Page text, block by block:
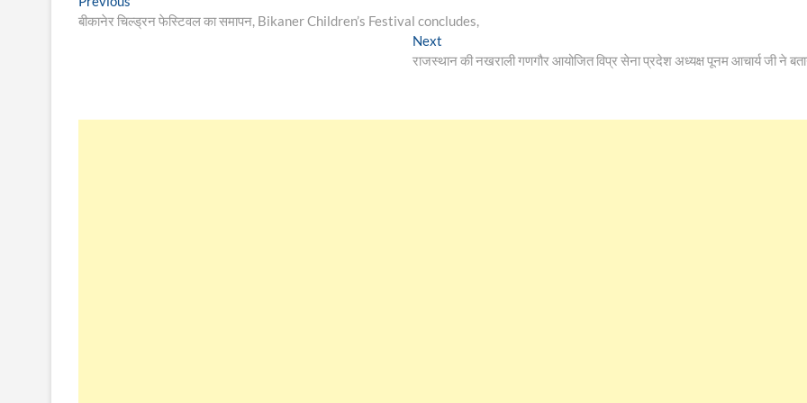
navigation
post:
बीकानेर चिल्ड्रन फेस्टिवल का समापन, Bikaner Children’s Festival concludes,
Next
post:
राजस्थान की नखराली गणगौर आयोजित विप्र सेना प्रदेश अध्यक्ष पूनम आचार्य जी ने